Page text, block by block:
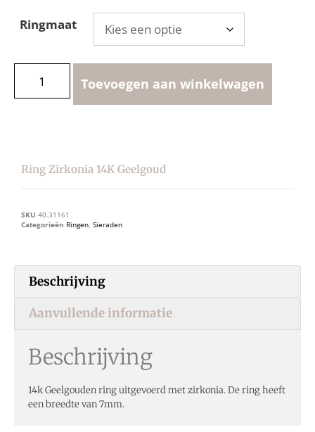
Ringmaat
Toevoegen aan winkelwagen
Ring Zirkonia 14K Geelgoud
SKU 40.31161
Categorieën Ringen, Sieraden
Beschrijving
Aanvullende informatie
Beschrijving
14k Geelgouden ring uitgevoerd met zirkonia. De ring heeft
een breedte van 7mm.